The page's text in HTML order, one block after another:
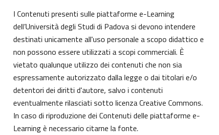
I Contenuti presenti sulle piattaforme e-Learning
dell’Università degli Studi di Padova si devono intendere
destinati unicamente all'uso personale a scopo didattico e
non possono essere utilizzati a scopi commerciali. È
vietato qualunque utilizzo dei contenuti che non sia
espressamente autorizzato dalla legge o dai titolari e/o
detentori dei diritti d'autore, salvo i contenuti
eventualmente rilasciati sotto licenza Creative Commons.
In caso di riproduzione dei Contenuti delle piattaforme e-
Learning è necessario citarne la fonte.